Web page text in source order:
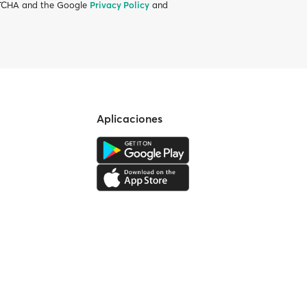
and the Google Privacy Policy and
Aplicaciones